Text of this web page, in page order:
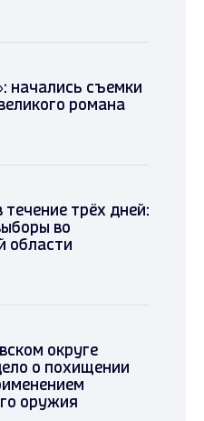
начались съемки
романа
течение трёх дней:
во
области
округе
о похищении
оружия